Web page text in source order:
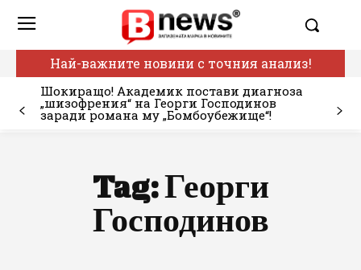
Най-важните новини с точния анализ!
Шокиращо! Академик постави диагноза
„шизофрения“ на Георги Господинов
заради романа му „Бомбоубежище“!
Tag:Георги
Господинов